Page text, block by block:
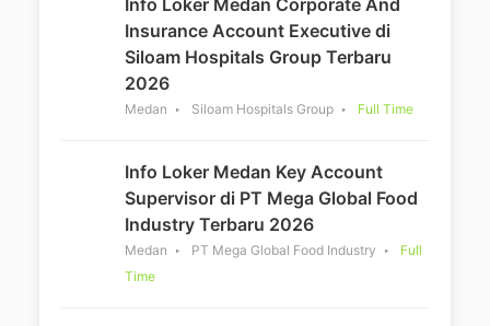
Insurance Account Executive di
Siloam Hospitals Group Terbaru
2026
Medan Siloam Hospitals Group Full Time
Info Loker Medan Key Account
Supervisor di PT Mega Global Food
Industry Terbaru 2026
Medan PT Mega Global Food Industry
Full
Time